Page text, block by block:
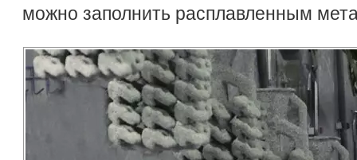
можно заполнить расплавленным